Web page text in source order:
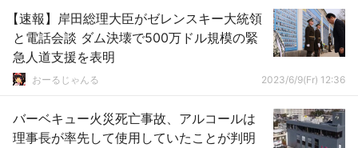
【速報】岸田総理大臣がゼレンスキー大統領
と電話会談 ダム決壊で500万ドル規模の緊
急人道支援を表明
おーるじゃんる 2023/6/9(Fr) 12:36
バーベキュー火災死亡事故、アルコールは
理事長が率先して使用していたことが判明